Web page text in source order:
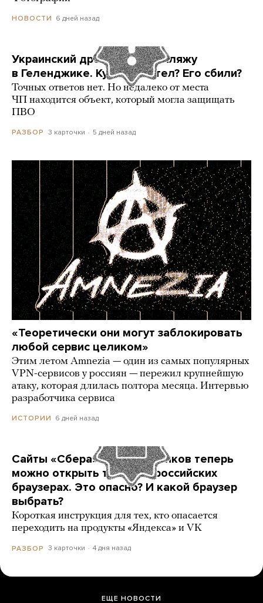
НОВОСТИ 6 дней назад
Украинский дрон попал по пляжу
в Геленджике. Куда он летел? Его сбили?
Точных ответов нет. Но недалеко от места
ЧП находится объект, который могла защищать
ПВО
РАЗБОР 3 карточки 5 дней назад
«Теоретически они могут заблокировать
любой сервис целиком»
Этим летом Amnezia — один из самых популярных
VPN-сервисов у россиян — пережил крупнейшую
атаку, которая длилась полтора месяца. Интервью
разработчика сервиса
ИСТОРИИ 6 дней назад
Сайты «Сбера» и других банков теперь
можно открыть только в российских
браузерах. Это опасно? И какой браузер
выбрать?
Короткая инструкция для тех, кто опасается
переходить на продукты «Яндекса» и VK
РАЗБОР 3 карточки 4 дня назад
ЕЩЕ НОВОСТИ